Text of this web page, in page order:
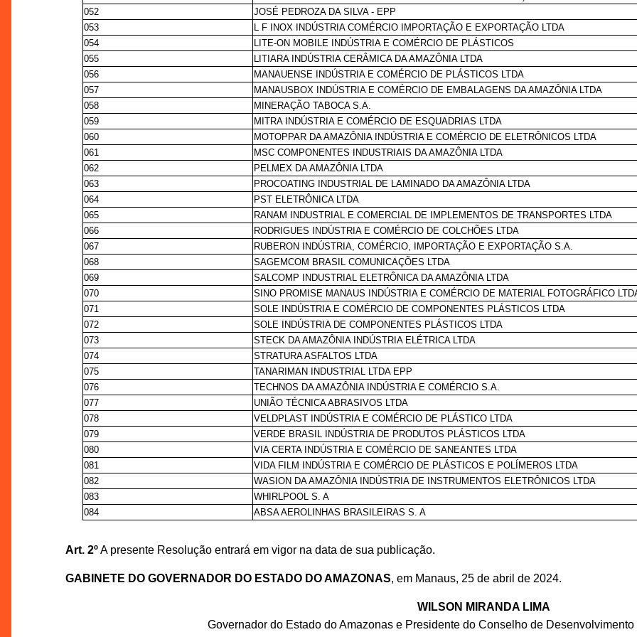
052
JOSÉ PEDROZA DA SILVA - EPP
053
L F INOX INDÚSTRIA COMÉRCIO IMPORTAÇÃO E EXPORTAÇÃO LTDA
054
LITE-ON MOBILE INDÚSTRIA E COMÉRCIO DE PLÁSTICOS
055
LITIARA INDÚSTRIA CERÂMICA DA AMAZÔNIA LTDA
056
MANAUENSE INDÚSTRIA E COMÉRCIO DE PLÁSTICOS LTDA
057
MANAUSBOX INDÚSTRIA E COMÉRCIO DE EMBALAGENS DA AMAZÔNIA LTDA
058
MINERAÇÃO TABOCA S.A.
059
MITRA INDÚSTRIA E COMÉRCIO DE ESQUADRIAS LTDA
060
MOTOPPAR DA AMAZÔNIA INDÚSTRIA E COMÉRCIO DE ELETRÔNICOS LTDA
061
MSC COMPONENTES INDUSTRIAIS DA AMAZÔNIA LTDA
062
PELMEX DA AMAZÔNIA LTDA
063
PROCOATING INDUSTRIAL DE LAMINADO DA AMAZÔNIA LTDA
064
PST ELETRÔNICA LTDA
065
RANAM INDUSTRIAL E COMERCIAL DE IMPLEMENTOS DE TRANSPORTES LTDA
066
RODRIGUES INDÚSTRIA E COMÉRCIO DE COLCHÕES LTDA
067
RUBERON INDÚSTRIA, COMÉRCIO, IMPORTAÇÃO E EXPORTAÇÃO S.A.
068
SAGEMCOM BRASIL COMUNICAÇÕES LTDA
069
SALCOMP INDUSTRIAL ELETRÔNICA DA AMAZÔNIA LTDA
070
SINO PROMISE MANAUS INDÚSTRIA E COMÉRCIO DE MATERIAL FOTOGRÁFICO
071
SOLE INDÚSTRIA E COMÉRCIO DE COMPONENTES PLÁSTICOS LTDA
072
SOLE INDÚSTRIA DE COMPONENTES PLÁSTICOS LTDA
073
STECK DA AMAZÔNIA INDÚSTRIA ELÉTRICA LTDA
074
STRATURA ASFALTOS LTDA
075
TANARIMAN INDUSTRIAL LTDA EPP
076
TECHNOS DA AMAZÔNIA INDÚSTRIA E COMÉRCIO S.A.
077
UNIÃO TÉCNICA ABRASIVOS LTDA
078
VELDPLAST INDÚSTRIA E COMÉRCIO DE PLÁSTICO LTDA
079
VERDE BRASIL INDÚSTRIA DE PRODUTOS PLÁSTICOS LTDA
080
VIA CERTA INDÚSTRIA E COMÉRCIO DE SANEANTES LTDA
081
VIDA FILM INDÚSTRIA E COMÉRCIO DE PLÁSTICOS E POLÍMEROS LTDA
082
WASION DA AMAZÔNIA INDÚSTRIA DE INSTRUMENTOS ELETRÔNICOS LTDA
083
WHIRLPOOL S. A
084
ABSA AEROLINHAS BRASILEIRAS S. A
Art. 2ºA presente Resolução entrará em vigor na data de sua publicação.
GABINETE DO GOVERNADOR DO ESTADO DO AMAZONAS, em Manaus, 25 de abril de 2024.
WILSON MIRANDA LIMA
Governador do Estado do Amazonas e Presidente do Conselho de